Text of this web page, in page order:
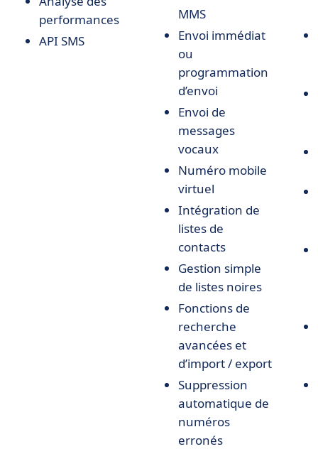
performances
API SMS
MMS
Envoi immédiat
ou
programmation
d’envoi
Envoi de
messages
vocaux
Numéro mobile
virtuel
Intégration de
listes de
contacts
Gestion simple
de listes noires
Fonctions de
recherche
avancées et
d’import / export
Suppression
automatique de
numéros
erronés